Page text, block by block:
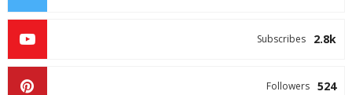
2.8k
Subscribes
524
Followers